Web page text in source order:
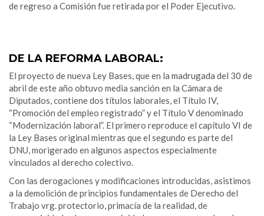
de regreso a Comisión fue retirada por el Poder Ejecutivo.
DE LA REFORMA LABORAL:
El proyecto de nueva Ley Bases, que en la madrugada del 30 de
abril de este año obtuvo media sanción en la Cámara de
Diputados, contiene dos títulos laborales, el Título IV,
“Promoción del empleo registrado” y el Título V denominado
“Modernización laboral”. El primero reproduce el capítulo VI de
la Ley Bases original mientras que el segundo es parte del
DNU, morigerado en algunos aspectos especialmente
vinculados al derecho colectivo.
Con las derogaciones y modificaciones introducidas, asistimos
a la demolición de principios fundamentales de Derecho del
Trabajo vrg. protectorio, primacía de la realidad, de